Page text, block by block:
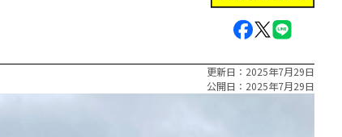
更新日
2025年7月29日
公開日
2025年7月29日